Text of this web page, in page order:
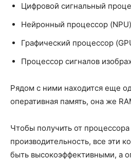
Цифровой сигнальный
Нейронный процессор
Графический процессор
Процессор сигналов
Рядом с ними находится еще
оперативная память, она же
Чтобы получить от
производительность, все эти
быть высокоэффективными, а